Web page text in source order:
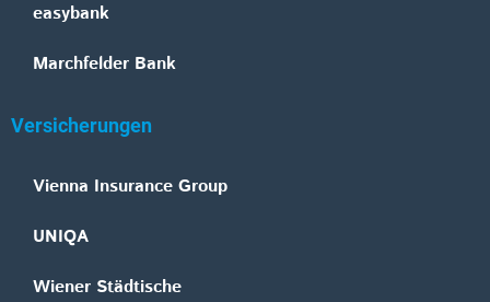
easybank
Marchfelder Bank
Versicherungen
Vienna Insurance Group
UNIQA
Wiener Städtische